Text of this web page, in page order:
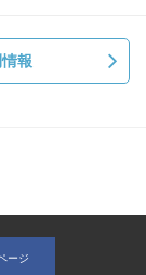
報
ージ